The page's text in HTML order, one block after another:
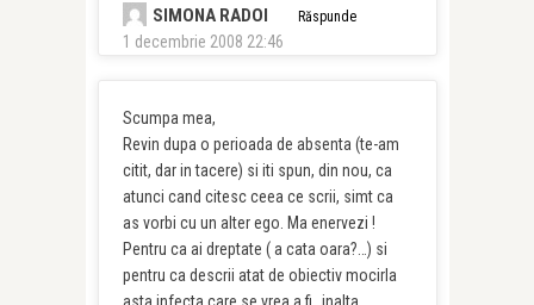
SIMONA RADOI
1 decembrie 2008 22:46
Răspunde
Scumpa mea,
Revin dupa o perioada de absenta (te-am
citit, dar in tacere) si iti spun, din nou, ca
atunci cand citesc ceea ce scrii, simt ca
as vorbi cu un alter ego. Ma enervezi !
Pentru ca ai dreptate ( a cata oara?…) si
pentru ca descrii atat de obiectiv mocirla
asta infecta care se vrea a fi „inalta